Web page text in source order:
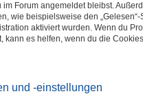
Forum angemeldet bleibst.
wie beispielsweise den „Gelesen“-
aktiviert wurden. Wenn du
kann es helfen, wenn du die
und -einstellungen